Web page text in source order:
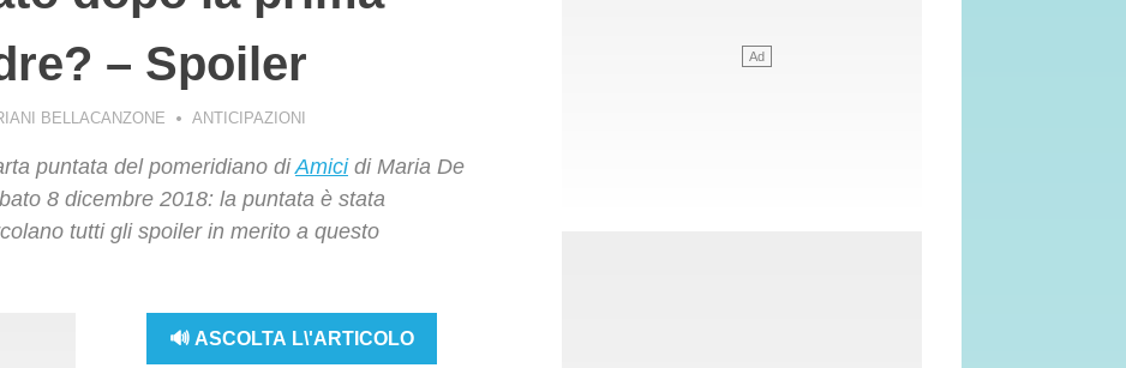
– Spoiler
BELLACANZONE ANTICIPAZIONI
puntata del pomeridiano diAmicidi Maria De
8 dicembre 2018: la puntata è stata
tutti gli spoiler in merito a questo
🔊 ASCOLTA L\'ARTICOLO